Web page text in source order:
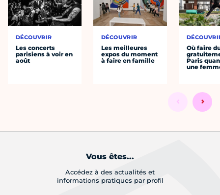
DÉCOUVRIR
Les concerts
parisiens à voir en
août
DÉCOUVRIR
Les meilleures
expos du moment
à faire en famille
Où faire
Paris
une
Vous êtes...
Accédez à des actualités et
informations pratiques par profil